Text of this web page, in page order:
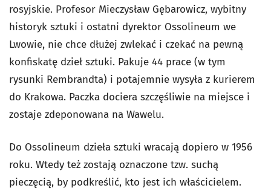
rosyjskie. Profesor Mieczysław Gębarowicz, wybitny
historyk sztuki i ostatni dyrektor Ossolineum we
Lwowie, nie chce dłużej zwlekać i czekać na pewną
konfiskatę dzieł sztuki. Pakuje 44 prace (w tym
rysunki Rembrandta) i potajemnie wysyła z kurierem
do Krakowa. Paczka dociera szczęśliwie na miejsce i
zostaje zdeponowana na Wawelu.
Do Ossolineum dzieła sztuki wracają dopiero w 1956
roku. Wtedy też zostają oznaczone tzw. suchą
pieczęcią, by podkreślić, kto jest ich właścicielem.